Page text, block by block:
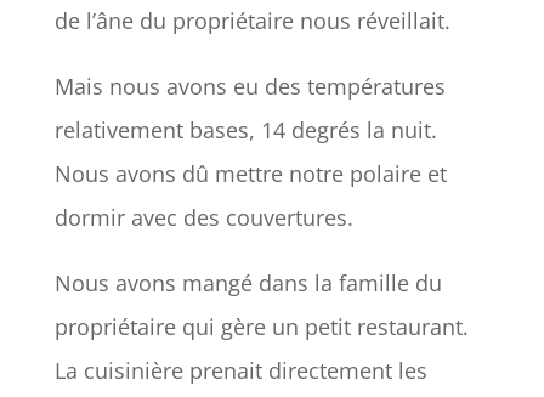
de l’âne du propriétaire nous réveillait.
Mais nous avons eu des températures
relativement bases, 14 degrés la nuit.
Nous avons dû mettre notre polaire et
dormir avec des couvertures.
Nous avons mangé dans la famille du
propriétaire qui gère un petit restaurant.
La cuisinière prenait directement les